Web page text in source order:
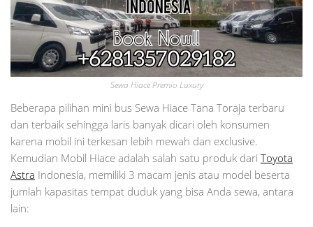
Sewa Hiace Premio Luxury
Beberapa pilihan mini bus Sewa Hiace Tana Toraja terbaru
dan terbaik sehingga laris banyak dicari oleh konsumen
karena mobil ini terkesan lebih mewah dan exclusive.
Kemudian Mobil Hiace adalah salah satu produk dari Toyota
Astra Indonesia, memiliki 3 macam jenis atau model beserta
jumlah kapasitas tempat duduk yang bisa Anda sewa, antara
lain: